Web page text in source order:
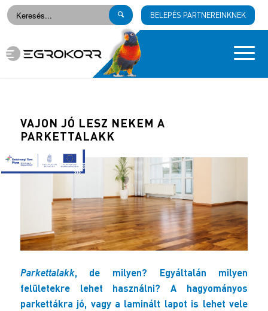
BELEPÉS PARTNEREINKNEK
VAJON JÓ LESZ NEKEM A
PARKETTALAKK
Parkettalakk, de milyen? Egyáltalán milyen
felületekre lehet használni? A hagyományos
parkettákra jó, vagy a laminált lapot is lehet vele